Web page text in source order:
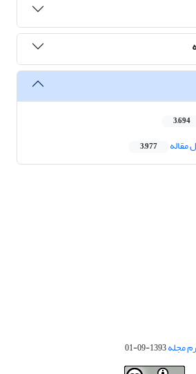
3,694
مقاله 3,977
مجله1393-09-01